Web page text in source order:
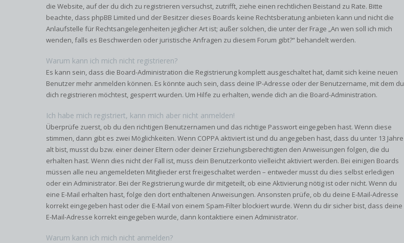
die Website, auf der du dich zu registrieren versuchst, zutrifft, ziehe einen rechtlichen Beistand zu Rate. Bitte
beachte, dass phpBB Limited und der Besitzer dieses Boards keine Rechtsberatung anbieten kann und nicht die
Anlaufstelle für Rechtsangelegenheiten jeglicher Art ist; außer solchen, die unter der Frage „An wen soll ich mich
wenden, falls es Beschwerden oder juristische Anfragen zu diesem Forum gibt?“ behandelt werden.
Warum kann ich mich nicht registrieren?
Es kann sein, dass die Board-Administration die Registrierung komplett ausgeschaltet hat, damit sich keine neuen
Benutzer mehr anmelden können. Es könnte auch sein, dass deine IP-Adresse oder der Benutzername, mit dem du
dich registrieren möchtest, gesperrt wurden. Um Hilfe zu erhalten, wende dich an die Board-Administration.
Ich habe mich registriert, kann mich aber nicht anmelden!
Überprüfe zuerst, ob du den richtigen Benutzernamen und das richtige Passwort eingegeben hast. Wenn diese
stimmen, dann gibt es zwei Möglichkeiten. Wenn COPPA aktiviert ist und du angegeben hast, dass du unter 13 Jahre
alt bist, musst du bzw. einer deiner Eltern oder deiner Erziehungsberechtigten den Anweisungen folgen, die du
erhalten hast. Wenn dies nicht der Fall ist, muss dein Benutzerkonto vielleicht aktiviert werden. Bei einigen Boards
müssen alle neu angemeldeten Mitglieder erst freigeschaltet werden – entweder musst du dies selbst erledigen
oder ein Administrator. Bei der Registrierung wurde dir mitgeteilt, ob eine Aktivierung nötig ist oder nicht. Wenn du
eine E-Mail erhalten hast, folge den dort enthaltenen Anweisungen. Ansonsten prüfe, ob du deine E-Mail-Adresse
korrekt eingegeben hast oder die E-Mail von einem Spam-Filter blockiert wurde. Wenn du dir sicher bist, dass deine
E-Mail-Adresse korrekt eingegeben wurde, dann kontaktiere einen Administrator.
Warum kann ich mich nicht anmelden?